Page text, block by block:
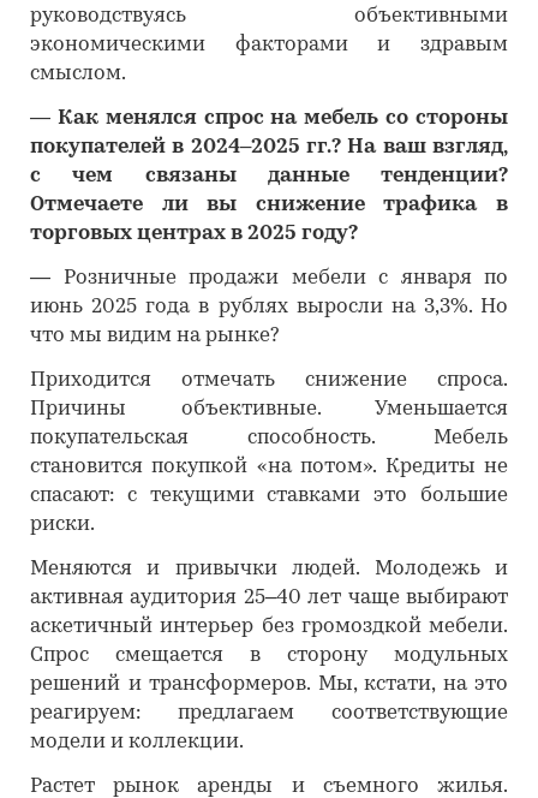
руководствуясь объективными
экономическими факторами и здравым
смыслом.
― Как менялся спрос на мебель со стороны
покупателей в 2024–2025 гг.? На ваш взгляд,
с чем связаны данные тенденции?
Отмечаете ли вы снижение трафика в
торговых центрах в 2025 году?
―
Розничные продажи мебели с января по
июнь 2025 года в рублях выросли на 3,3%. Но
что мы видим на рынке?
Приходится отмечать снижение спроса.
Причины объективные. Уменьшается
покупательская способность. Мебель
становится покупкой «на потом». Кредиты не
спасают: с текущими ставками это большие
риски.
Меняются и привычки людей. Молодежь и
активная аудитория 25–40 лет чаще выбирают
аскетичный интерьер без громоздкой мебели.
Спрос смещается в сторону модульных
решений и трансформеров. Мы, кстати, на это
реагируем: предлагаем соответствующие
модели и коллекции.
Растет рынок аренды и съемного жилья.